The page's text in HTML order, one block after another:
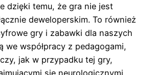
dzięki temu, że gra nie jest
deweloperskim. To również
gry i zabawki dla naszych
we współpracy z pedagogami,
jak w przypadku tej gry,
się neurologicznymi